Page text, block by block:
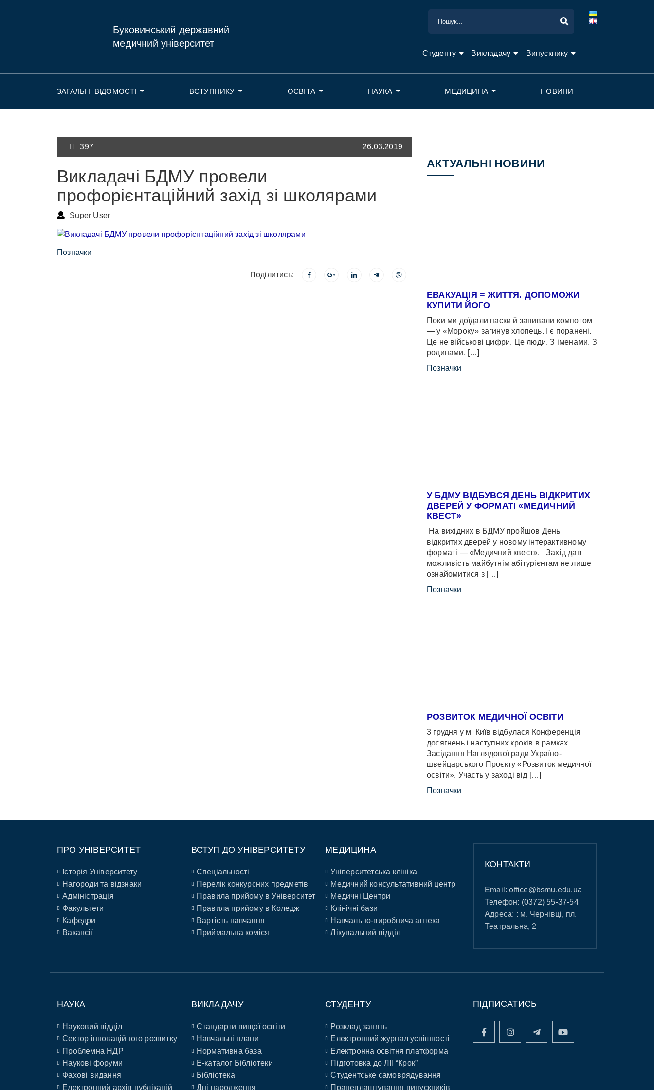
Буковинський державний
медичний університет
Студенту Викладачу Випускнику
ЗАГАЛЬНІ ВІДОМОСТІ ВСТУПНИКУ ОСВІТА НАУКА МЕДИЦИНА НОВИНИ
397 26.03.2019
Викладачі БДМУ провели
профорієнтаційний захід зі школярами
Super User
Позначки
Поділитись:
АКТУАЛЬНІ НОВИНИ
ЕВАКУАЦІЯ = ЖИТТЯ. ДОПОМОЖИ
КУПИТИ ЙОГО
Поки ми доїдали паски й запивали компотом
— у «Мороку» загинув хлопець. І є поранені.
Це не військові цифри. Це люди. З іменами. З
родинами, […]
Позначки
У БДМУ ВІДБУВСЯ ДЕНЬ ВІДКРИТИХ
ДВЕРЕЙ У ФОРМАТІ «МЕДИЧНИЙ
КВЕСТ»
На вихідних в БДМУ пройшов День
відкритих дверей у новому інтерактивному
форматі — «Медичний квест». Захід дав
можливість майбутнім абітурієнтам не лише
ознайомитися з […]
Позначки
РОЗВИТОК МЕДИЧНОЇ ОСВІТИ
3 грудня у м. Київ відбулася Конференція
досягнень і наступних кроків в рамках
Засідання Наглядової ради Україно-
швейцарського Проєкту «Розвиток медичної
освіти». Участь у заході від […]
Позначки
ПРО УНІВЕРСИТЕТ
Історія Університету
Нагороди та відзнаки
Адміністрація
Факультети
Кафедри
Вакансії
ВСТУП ДО УНІВЕРСИТЕТУ
Спеціальності
Перелік конкурсних предметів
Правила прийому в Університет
Правила прийому в Коледж
Вартість навчання
Приймальна коміся
МЕДИЦИНА
Університетська клініка
Медичний консультативний центр
Медичні Центри
Клінічні бази
Навчально-виробнича аптека
Лікувальний відділ
КОНТАКТИ
Email:office@bsmu.edu.ua
Телефон: (0372) 55-37-54
Адреса: : м. Чернівці, пл.
Театральна, 2
НАУКА
Науковий відділ
Сектор інноваційного розвитку
Проблемна НДР
Наукові форуми
Фахові видання
Електронний архів публікацій
ВИКЛАДАЧУ
Стандарти вищої освіти
Навчальні плани
Нормативна база
E-каталог Бібліотеки
Бібліотека
Дні народження
СТУДЕНТУ
Розклад занять
Електронний журнал успішності
Електронна освітня платформа
Підготовка до ЛІІ “Крок”
Студентське самоврядування
Працевлаштування випускників
ПІДПИСАТИСЬ